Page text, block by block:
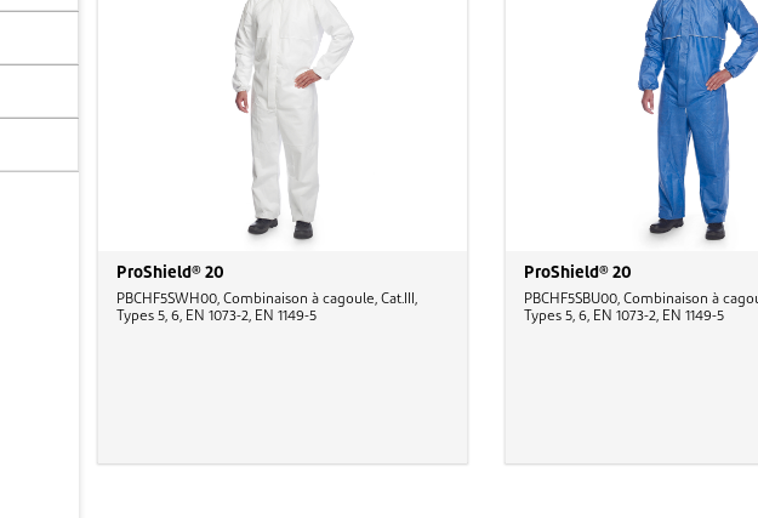
ProShield® 20
PBCHF5SWH00, Combinaison à cagoule, Cat.III,
Types 5, 6, EN 1073-2, EN 1149-5
ProShield® 20
PBCHF5SBU00, Combinaison à
Types 5, 6, EN 1073-2, EN 1149-5